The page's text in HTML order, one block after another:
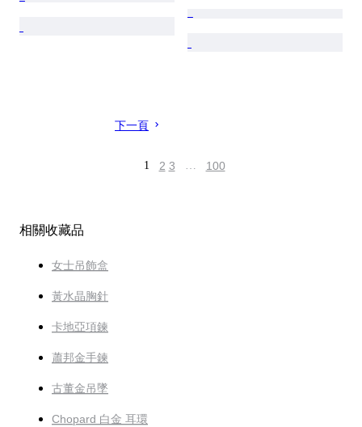
下一頁
1 2 3 … 100
相關收藏品
女士吊飾盒
黃水晶胸針
卡地亞項鍊
蕭邦金手鍊
古董金吊墜
Chopard 白金 耳環